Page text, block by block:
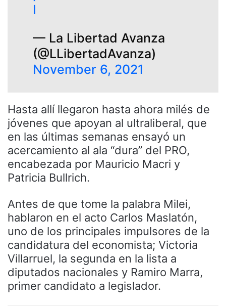
I
— La Libertad Avanza
(@LLibertadAvanza)
November 6, 2021
Hasta allí llegaron hasta ahora milés de
jóvenes que apoyan al ultraliberal, que
en las últimas semanas ensayó un
acercamiento al ala “dura” del PRO,
encabezada por Mauricio Macri y
Patricia Bullrich.
Antes de que tome la palabra Milei,
hablaron en el acto Carlos Maslatón,
uno de los principales impulsores de la
candidatura del economista; Victoria
Villarruel, la segunda en la lista a
diputados nacionales y Ramiro Marra,
primer candidato a legislador.